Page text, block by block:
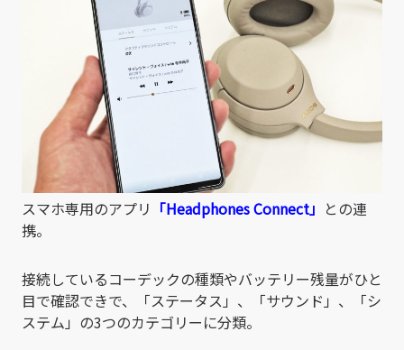
スマホ専用のアプリ 「Headphones Connect」 との連
携。
接続しているコーデックの種類やバッテリー残量がひと
目で確認できで、「ステータス」、「サウンド」、「シ
ステム」の3つのカテゴリーに分類。